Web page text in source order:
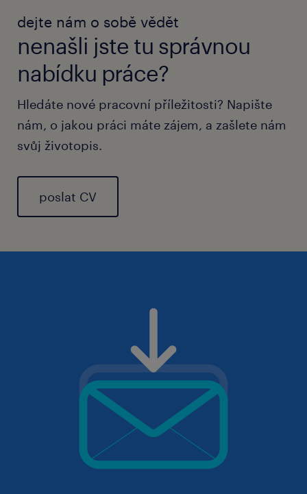
dejte nám o sobě vědět
nenašli jste tu správnou
nabídku práce?
Hledáte nové pracovní příležitosti? Napište
nám, o jakou práci máte zájem, a zašlete nám
svůj životopis.
poslat CV